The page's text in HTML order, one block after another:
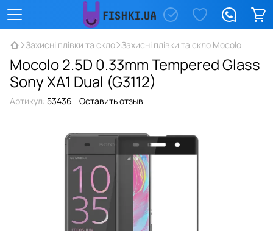
Захисні плівки та скло Захисні плівки та скло Mocolo
Mocolo 2.5D 0.33mm Tempered Glass
Sony XA1 Dual (G3112)
Артикул: 53436 Оставить отзыв